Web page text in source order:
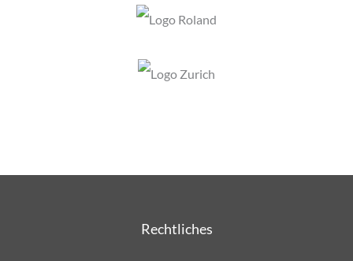
Rechtliches